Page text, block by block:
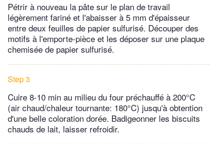
Pétrir à nouveau la pâte sur le plan de travail
légèrement fariné et l'abaisser à 5 mm d'épaisseur
entre deux feuilles de papier sulfurisé. Découper des
motifs à l'emporte-pièce et les déposer sur une plaque
chemisée de papier sulfurisé.
Step 3
Cuire 8-10 min au milieu du four préchauffé à 200°C
(air chaud/chaleur tournante: 180°C) jusqu'à obtention
d'une belle coloration dorée. Badigeonner les biscuits
chauds de lait, laisser refroidir.